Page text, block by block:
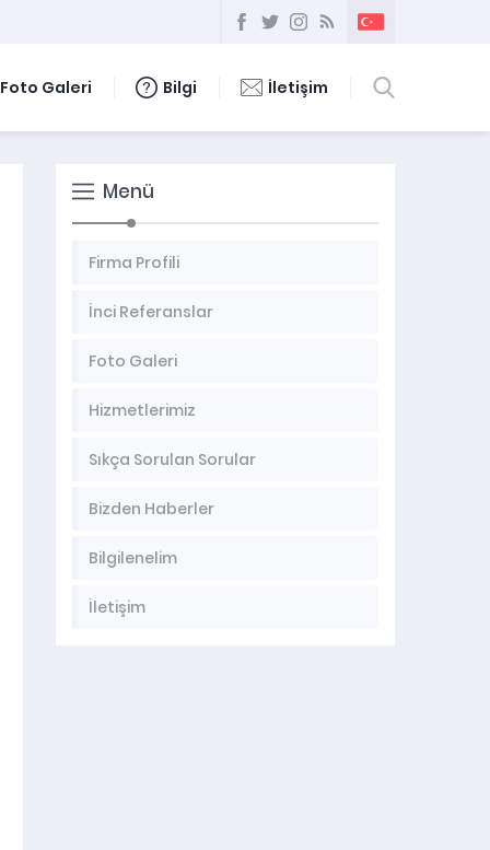
Foto Galeri Bilgi İletişim
Menü
Firma Profili
İnci Referanslar
Foto Galeri
Hizmetlerimiz
Sıkça Sorulan Sorular
Bizden Haberler
Bilgilenelim
İletişim